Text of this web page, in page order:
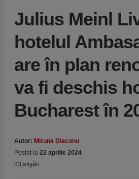
Julius Meinl
hotelul
are în plan
va fi deschis
Bucharest în
Autor: Miruna Diaconu
Postat la 22 aprilie 2024
83 afişări